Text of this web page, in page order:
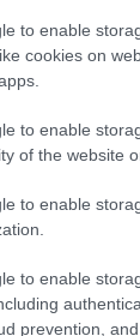
to enable
cookies on
to enable
of the website
to enable
to enable
prevention,